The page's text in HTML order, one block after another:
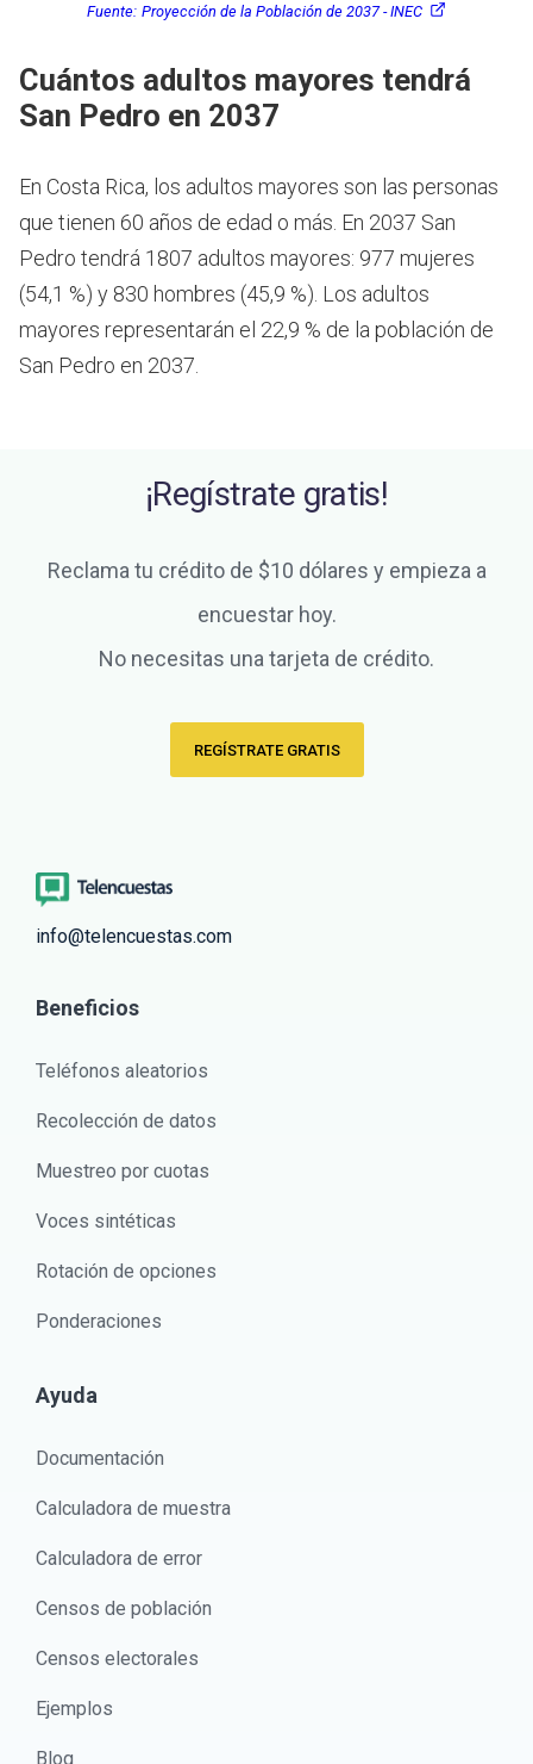
Fuente: Proyección de la Población de 2037 - INEC
Cuántos adultos mayores tendrá
San Pedro en 2037
En Costa Rica, los adultos mayores son las personas
que tienen 60 años de edad o más. En 2037 San
Pedro tendrá 1807 adultos mayores: 977 mujeres
(54,1 %) y 830 hombres (45,9 %). Los adultos
mayores representarán el 22,9 % de la población de
San Pedro en 2037.
¡Regístrate gratis!
Reclama tu crédito de $10 dólares y empieza a
encuestar hoy.
No necesitas una tarjeta de crédito.
REGÍSTRATE GRATIS
info@telencuestas.com
Beneficios
Teléfonos aleatorios
Recolección de datos
Muestreo por cuotas
Voces sintéticas
Rotación de opciones
Ponderaciones
Ayuda
Documentación
Calculadora de muestra
Calculadora de error
Censos de población
Censos electorales
Ejemplos
Blog